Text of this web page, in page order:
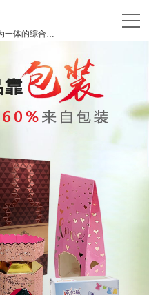
集设计,制版,印刷以及后加工为一体的综合性印刷企业